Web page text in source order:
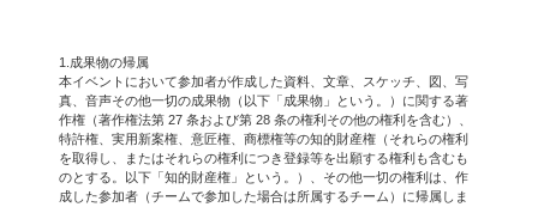
1.成果物の帰属
本イベントにおいて参加者が作成した資料、文章、スケッチ、図、写
真、音声その他一切の成果物（以下「成果物」という。）に関する著
作権（著作権法第 27 条および第 28 条の権利その他の権利を含む）、
特許権、実用新案権、意匠権、商標権等の知的財産権（それらの権利
を取得し、またはそれらの権利につき登録等を出願する権利も含むも
のとする。以下「知的財産権」という。）、その他一切の権利は、作
成した参加者（チームで参加した場合は所属するチーム）に帰属しま